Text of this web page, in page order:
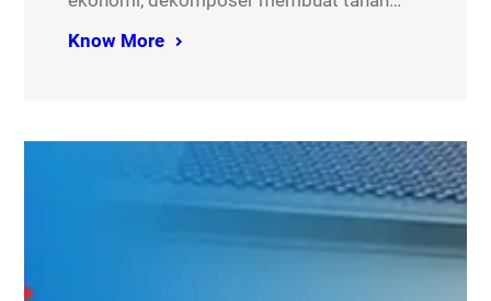
Know More